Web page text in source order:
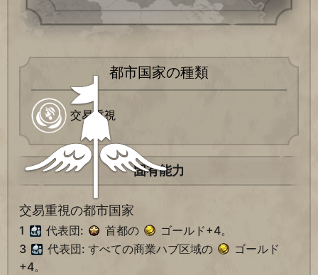
都市国家の種類
交易重視
固有能力
交易重視の都市国家
1 代表団: 首都の
ゴールド+4。
3
代表団: すべての商業ハブ区域の
ゴールド
+4。